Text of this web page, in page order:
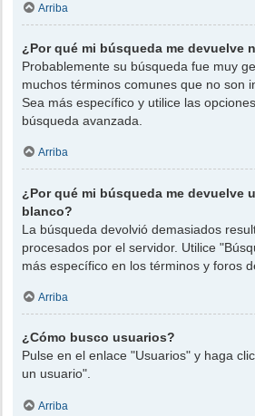
Arriba
¿Por qué mi búsqueda me devuelve
Probablemente su búsqueda fue muy
muchos términos comunes que no son
Sea más específico y utilice las
búsqueda avanzada.
Arriba
¿Por qué mi búsqueda me devuelve
blanco?
La búsqueda devolvió demasiados
procesados por el servidor. Utilice
más específico en los términos y foros
Arriba
¿Cómo busco usuarios?
Pulse en el enlace "Usuarios" y haga
un usuario".
Arriba